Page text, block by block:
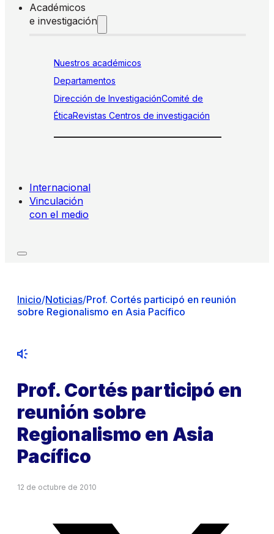
Académicos
e investigación
Nuestros académicos
Departamentos
Dirección de InvestigaciónComité de
ÉticaRevistas Centros de investigación
Internacional
Vinculación
con el medio
Inicio/Noticias/Prof. Cortés participó en reunión
sobre Regionalismo en Asia Pacífico
Prof. Cortés participó en
reunión sobre
Regionalismo en Asia
Pacífico
12 de octubre de 2010